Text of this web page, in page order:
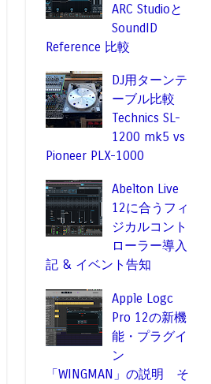
ARC Studioと
SoundID
Reference 比較
DJ用ターンテ
ーブル比較
Technics SL-
1200 mk5 vs
Pioneer PLX-1000
Abelton Live
12に合うフィ
ジカルコント
ローラー導入
記 & イベント告知
Apple Logc
Pro 12の新機
能・プラグイ
ン
「WINGMAN」の説明 そ